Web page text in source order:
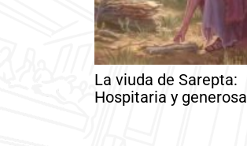
La viuda de Sarepta:
Hospitaria y generosa